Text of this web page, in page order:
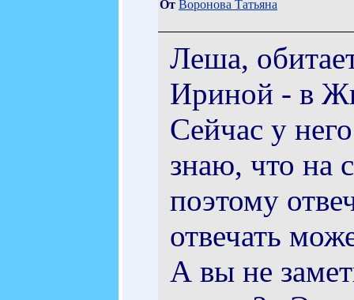
От Воронова Татьяна
Леша,
Ириной - в
Сейчас у
знаю, что на
поэтому
отвечать
А вы не